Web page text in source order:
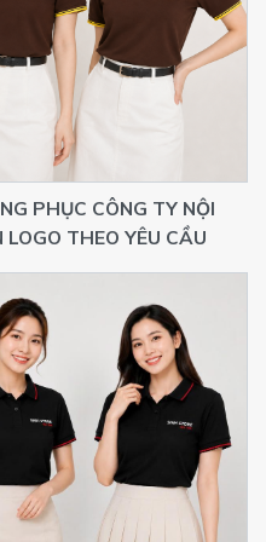
PHỤC CÔNG TY NỘI
THEO YÊU CẦU